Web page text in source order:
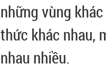
những vùng
thức khác nhau,
nhau nhiều.